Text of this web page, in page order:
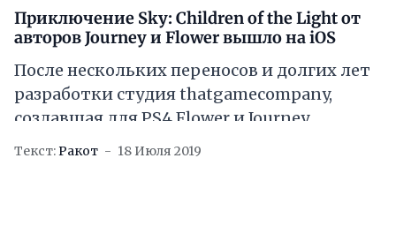
Приключение Sky: Children of the Light от
авторов Journey и Flower вышло на iOS
После нескольких переносов и долгих лет
разработки студия thatgamecompany,
создавшая для PS4 Flower и Journey,
выпустила Sky: Children of the Light. На
Текст:Ракот 18 Июля 2019